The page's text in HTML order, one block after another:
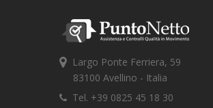
Largo Ponte Ferriera, 59
83100 Avellino - Italia
Tel. +39 0825 45 18 30